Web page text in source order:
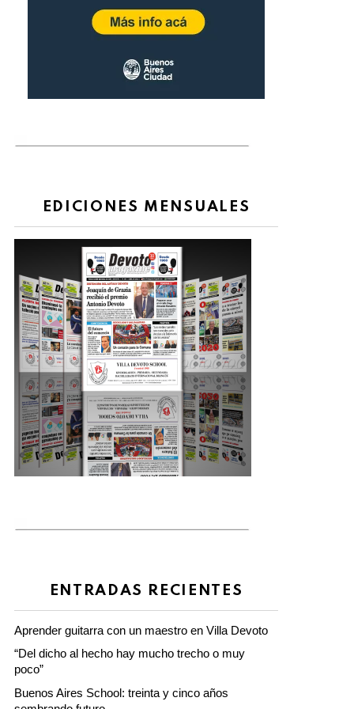
EDICIONES MENSUALES
ENTRADAS RECIENTES
Aprender guitarra con un maestro en Villa Devoto
“Del dicho al hecho hay mucho trecho o muy
poco”
Buenos Aires School: treinta y cinco años